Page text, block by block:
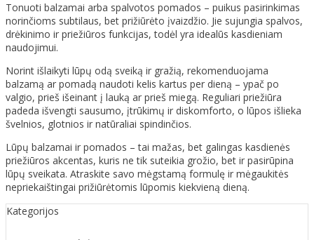
Tonuoti balzamai arba spalvotos pomados – puikus pasirinkimas
norinčioms subtilaus, bet prižiūrėto įvaizdžio. Jie sujungia spalvos,
drėkinimo ir priežiūros funkcijas, todėl yra idealūs kasdieniam
naudojimui.
Norint išlaikyti lūpų odą sveiką ir gražią, rekomenduojama
balzamą ar pomadą naudoti kelis kartus per dieną – ypač po
valgio, prieš išeinant į lauką ar prieš miegą. Reguliari priežiūra
padeda išvengti sausumo, įtrūkimų ir diskomforto, o lūpos išlieka
švelnios, glotnios ir natūraliai spindinčios.
Lūpų balzamai ir pomados – tai mažas, bet galingas kasdienės
priežiūros akcentas, kuris ne tik suteikia grožio, bet ir pasirūpina
lūpų sveikata. Atraskite savo mėgstamą formulę ir mėgaukitės
nepriekaištingai prižiūrėtomis lūpomis kiekvieną dieną.
Kategorijos